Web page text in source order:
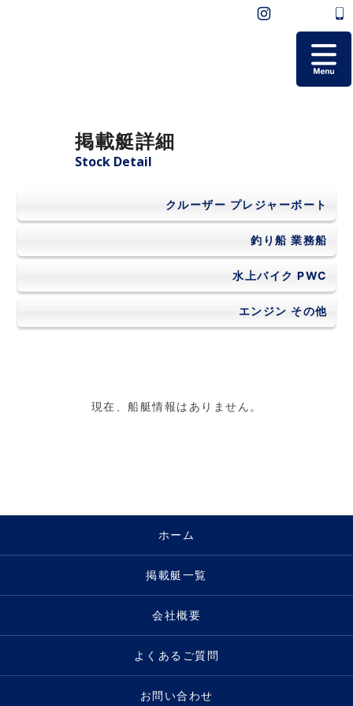
会社概要
よくあるご質問
お問い合わせ
個人情報保護方針
掲載艇詳細
Stock Detail
クルーザー プレジャーボート
釣り船 業務船
水上バイク PWC
エンジン その他
現在、船艇情報はありません。
ホーム
掲載艇一覧
会社概要
よくあるご質問
お問い合わせ